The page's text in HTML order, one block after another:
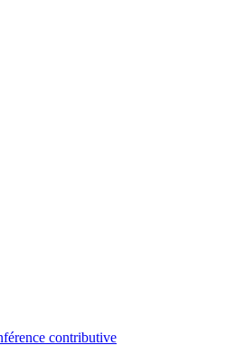
contributive